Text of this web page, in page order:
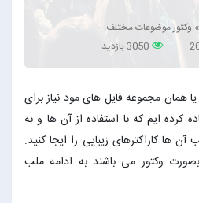
» وکتور موضوعات مختلف
3050 بازدید
مجموعه فایل های مود نیاز برای
کرده ایم که با استفاده از آن ها و به
ها کاراکترهای زیبایی را ایجا کنید.
وکتور می باشند به ادامه ملب